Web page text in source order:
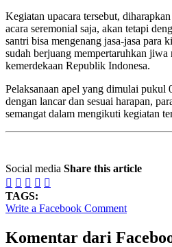
Kegiatan upacara tersebut,
acara seremonial saja, akan tetapi
santri bisa mengenang jasa-jasa para
sudah berjuang mempertaruhkan jiwa
kemerdekaan Republik Indonesa.
Pelaksanaan apel yang dimulai pukul
dengan lancar dan sesuai harapan,
semangat dalam mengikuti kegiatan
Social media Share this article
    
TAGS:
Write a Facebook Comment
Komentar dari